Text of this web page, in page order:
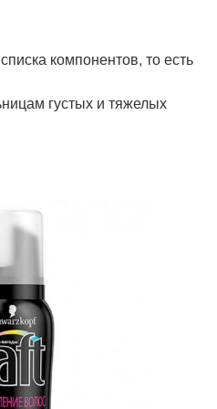
компонентов, то есть
густых и тяжелых